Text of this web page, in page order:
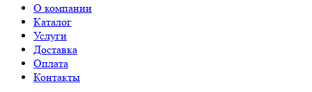
О компании
Каталог
Услуги
Доставка
Оплата
Контакты